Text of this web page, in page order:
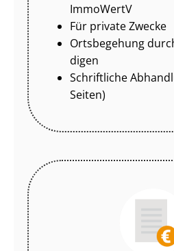
ImmoWertV
Für private Zwecke
Ortsbegehung
di­gen
Schriftliche
Seiten)